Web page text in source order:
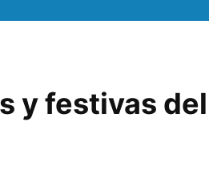
y festivas del